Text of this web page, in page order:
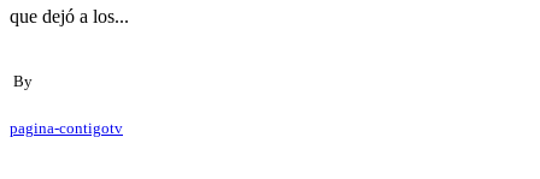
que dejó a los...
By
pagina-contigotv